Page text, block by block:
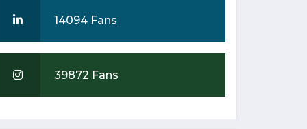
14094 Fans
39872 Fans